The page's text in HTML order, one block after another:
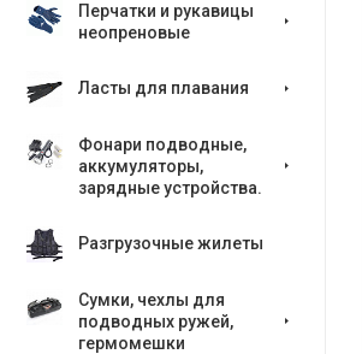
Перчатки и рукавицы
неопреновые
Ласты для плавания
Фонари подводные,
аккумуляторы,
зарядные устройства.
Разгрузочные жилеты
Сумки, чехлы для
подводных ружей,
гермомешки